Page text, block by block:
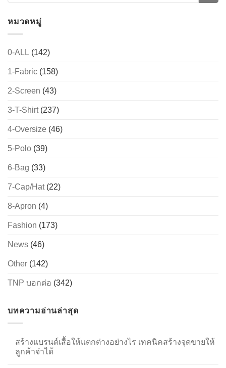
หมวดหมู่
0-ALL (142)
1-Fabric (158)
2-Screen (43)
3-T-Shirt(237)
4-Oversize (46)
5-Polo (39)
6-Bag (33)
7-Cap/Hat(22)
8-Apron (4)
Fashion (173)
News (46)
Other (142)
TNP บอกต่อ (342)
บทความอ่านล่าสุด
สร้างแบรนด์เสื้อให้แตกต่างอย่างไร เทคนิคสร้างจุดขายให้
ลูกค้าจำได้